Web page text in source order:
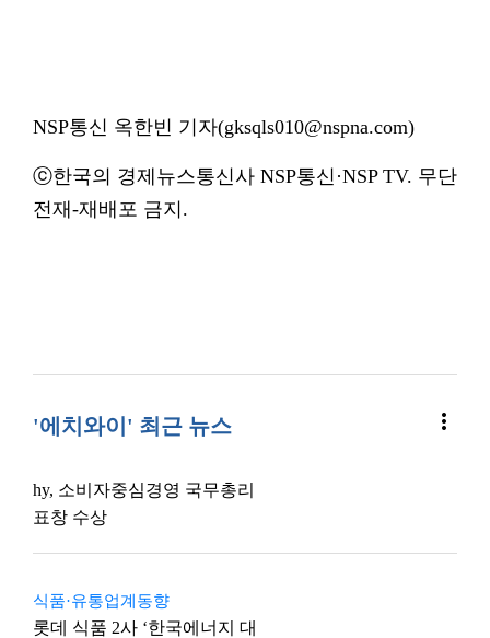
NSP통신 옥한빈 기자(gksqls010@nspna.com)
ⓒ한국의 경제뉴스통신사 NSP통신·NSP TV. 무단
전재-재배포 금지.
'에치와이' 최근 뉴스 more_vert
hy, 소비자중심경영 국무총리
표창 수상
식품·유통업계동향
롯데 식품 2사 ‘한국에너지 대